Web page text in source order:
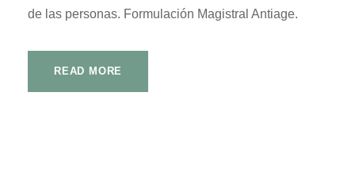
de las personas. Formulación Magistral Antiage.
READ MORE